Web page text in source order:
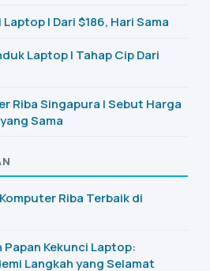
| Dari $186, Hari Sama
Laptop | Tahap Cip Dari
Riba Singapura | Sebut Harga
Sama
Riba Terbaik di
Kekunci Laptop:
Langkah yang Selamat